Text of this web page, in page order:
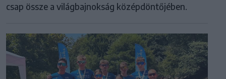
csap össze a világbajnokság középdöntőjében.